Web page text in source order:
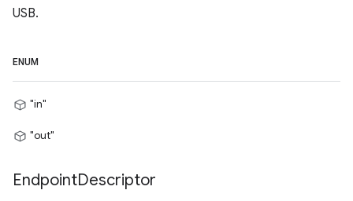
USB.
ENUM
"in"
"out"
EndpointDescriptor